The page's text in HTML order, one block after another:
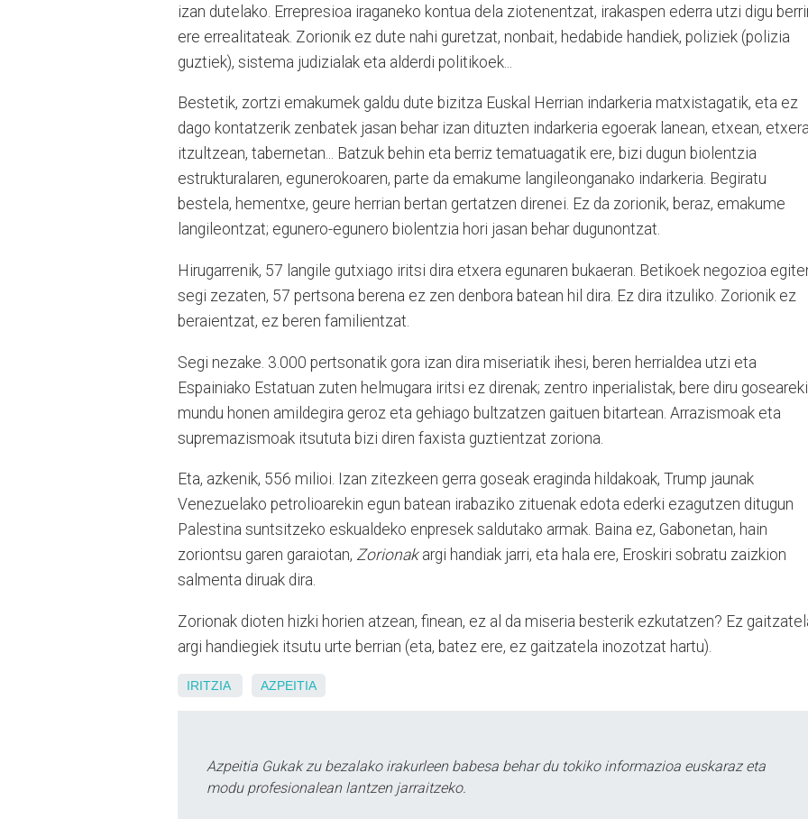
izan dutelako. Errepresioa iraganeko kontua dela ziotenentzat, irakaspen ederra utzi digu
ere errealitateak. Zorionik ez dute nahi guretzat, nonbait, hedabide handiek, poliziek (polizia
guztiek), sistema judizialak eta alderdi politikoek...
Bestetik, zortzi emakumek galdu dute bizitza Euskal Herrian indarkeria matxistagatik, eta ez
dago kontatzerik zenbatek jasan behar izan dituzten indarkeria egoerak lanean, etxean,
itzultzean, tabernetan... Batzuk behin eta berriz tematuagatik ere, bizi dugun biolentzia
estrukturalaren, egunerokoaren, parte da emakume langileonganako indarkeria. Begiratu
bestela, hementxe, geure herrian bertan gertatzen direnei. Ez da zorionik, beraz, emakume
langileontzat; egunero-egunero biolentzia hori jasan behar dugunontzat.
Hirugarrenik, 57 langile gutxiago iritsi dira etxera egunaren bukaeran. Betikoek negozioa
segi zezaten, 57 pertsona berena ez zen denbora batean hil dira. Ez dira itzuliko. Zorionik ez
beraientzat, ez beren familientzat.
Segi nezake. 3.000 pertsonatik gora izan dira miseriatik ihesi, beren herrialdea utzi eta
Espainiako Estatuan zuten helmugara iritsi ez direnak; zentro inperialistak, bere diru
mundu honen amildegira geroz eta gehiago bultzatzen gaituen bitartean. Arrazismoak eta
supremazismoak itsututa bizi diren faxista guztientzat zoriona.
Eta, azkenik, 556 milioi. Izan zitezkeen gerra goseak eraginda hildakoak, Trump jaunak
Venezuelako petrolioarekin egun batean irabaziko zituenak edota ederki ezagutzen ditugun
Palestina suntsitzeko eskualdeko enpresek saldutako armak. Baina ez, Gabonetan, hain
zoriontsu garen garaiotan, Zorionak argi handiak jarri, eta hala ere, Eroskiri sobratu zaizkion
salmenta diruak dira.
Zorionak dioten hizki horien atzean, finean, ez al da miseria besterik ezkutatzen? Ez
argi handiegiek itsutu urte berrian (eta, batez ere, ez gaitzatela inozotzat hartu).
IRITZIA AZPEITIA
Azpeitia Gukak zu bezalako irakurleen babesa behar du tokiko informazioa euskaraz eta
modu profesionalean lantzen jarraitzeko.